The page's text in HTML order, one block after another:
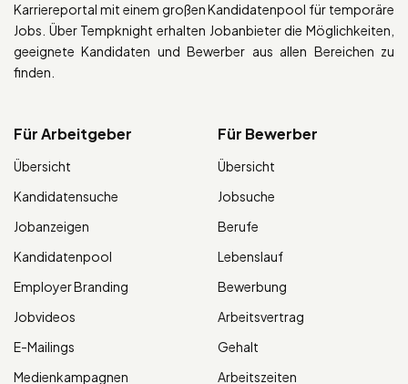
Karriereportal mit einem großen Kandidatenpool für temporäre
Jobs. Über Tempknight erhalten Jobanbieter die Möglichkeiten,
geeignete Kandidaten und Bewerber aus allen Bereichen zu
finden.
Für Arbeitgeber
Übersicht
Kandidatensuche
Jobanzeigen
Kandidatenpool
Employer Branding
Jobvideos
E-Mailings
Medienkampagnen
Für Bewerber
Übersicht
Jobsuche
Berufe
Lebenslauf
Bewerbung
Arbeitsvertrag
Gehalt
Arbeitszeiten